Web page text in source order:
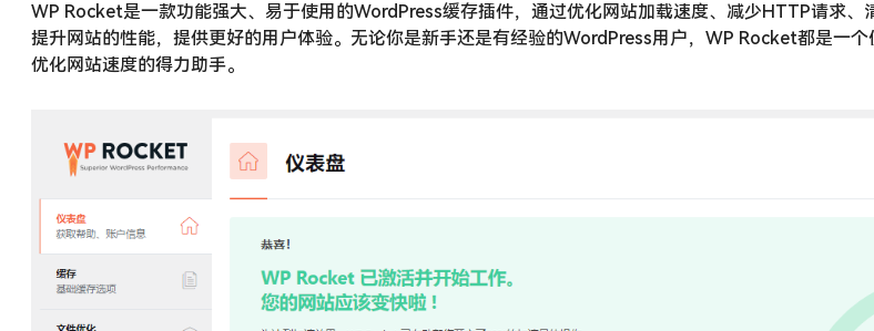
WP Rocket是一款功能强大、易于使用的WordPress缓存插件，通过优化网站加载速度、减少HTTP请求、
提升网站的性能，提供更好的用户体验。无论你是新手还是有经验的WordPress用户，WP Rocket都是一
优化网站速度的得力助手。